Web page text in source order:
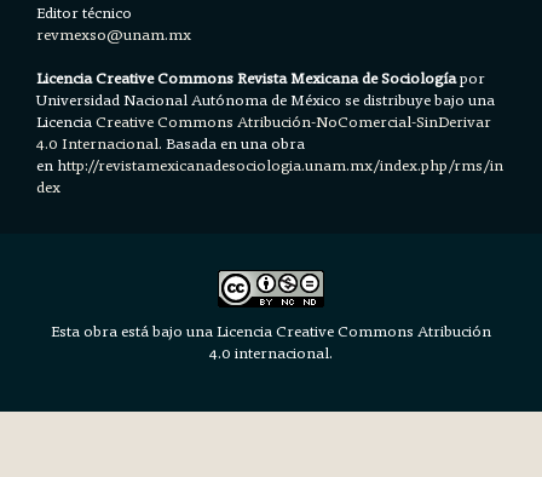
Editor técnico
revmexso@unam.mx
Licencia Creative Commons Revista Mexicana de Sociologíapor
Universidad Nacional Autónoma de México se distribuye bajo una
LicenciaCreative Commons Atribución-NoComercial-SinDerivar
4.0 Internacional.Basada en una obra
en http://revistamexicanadesociologia.unam.mx/index.php/rms/in
dex
Esta obra está bajo una Licencia Creative Commons Atribución
4.0 internacional.